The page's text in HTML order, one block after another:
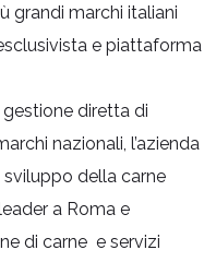
grandi marchi italiani
e piattaforma
gestione diretta di
nazionali, l’azienda
della carne
a Roma e
di carne e servizi